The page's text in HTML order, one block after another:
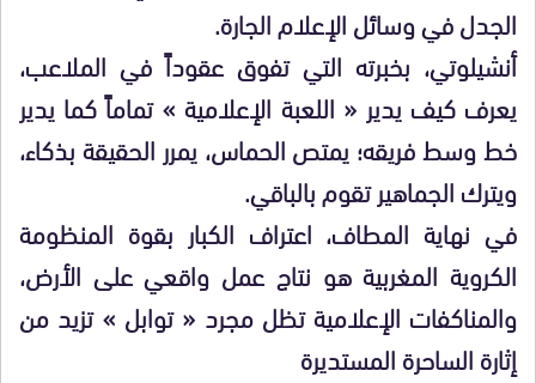
الجدل في وسائل الإعلام الجارة.
أنشيلوتي، بخبرته التي تفوق عقوداً في الملاعب،
يعرف كيف يدير « اللعبة الإعلامية » تماماً كما يدير
خط وسط فريقه؛ يمتص الحماس، يمرر الحقيقة بذكاء،
ويترك الجماهير تقوم بالباقي.
في نهاية المطاف، اعتراف الكبار بقوة المنظومة
الكروية المغربية هو نتاج عمل واقعي على الأرض،
والمناكفات الإعلامية تظل مجرد « توابل » تزيد من
إثارة الساحرة المستديرة